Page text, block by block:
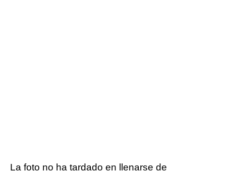
La foto no ha tardado en llenarse de